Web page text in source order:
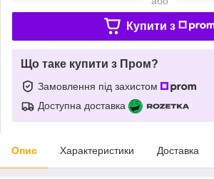
Купити з
Що таке купити з Пром?
Замовлення під захистом
Доступна доставка
Опис Характеристики Доставка